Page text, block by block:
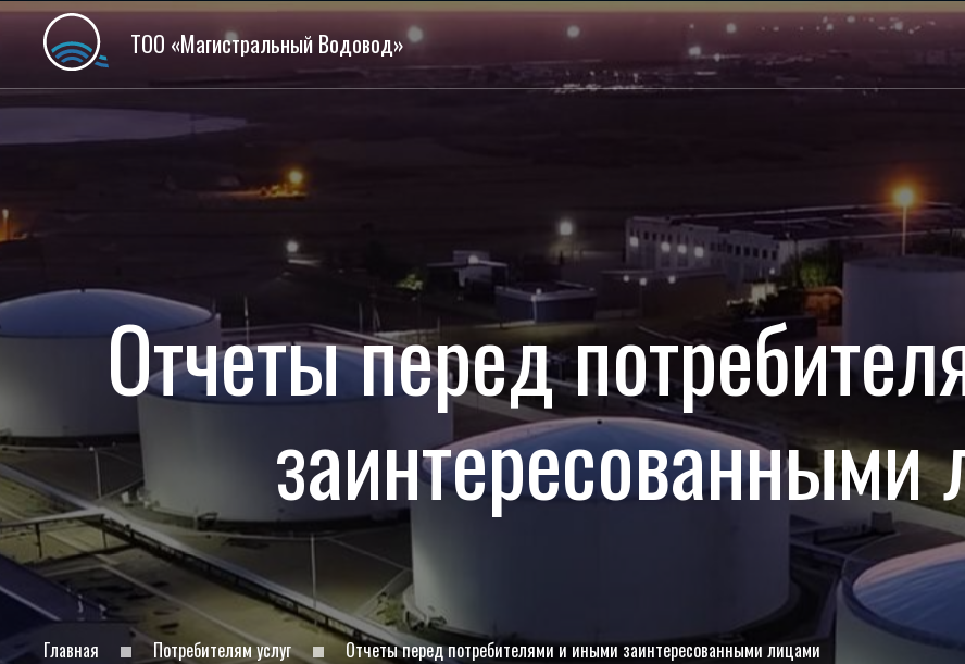
ТОО «Магистральный Водовод»
Отчеты перед
Главная Потребителям услуг Отчеты перед потребителями и иными заинтересованными лицами